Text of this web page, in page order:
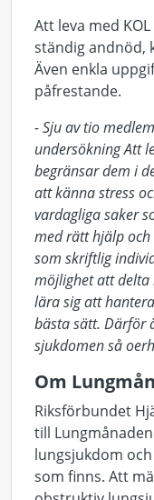
Att leva med
ständig andnöd,
Även enkla
påfrestande.
- Sju av tio
undersökning Att
begränsar dem i
att känna stress
vardagliga saker
med rätt hjälp
som skriftlig
möjlighet att
lära sig att
bästa sätt. Därför
sjukdomen så
Om
Riksförbundet
till
lungsjukdom
som finns. Att